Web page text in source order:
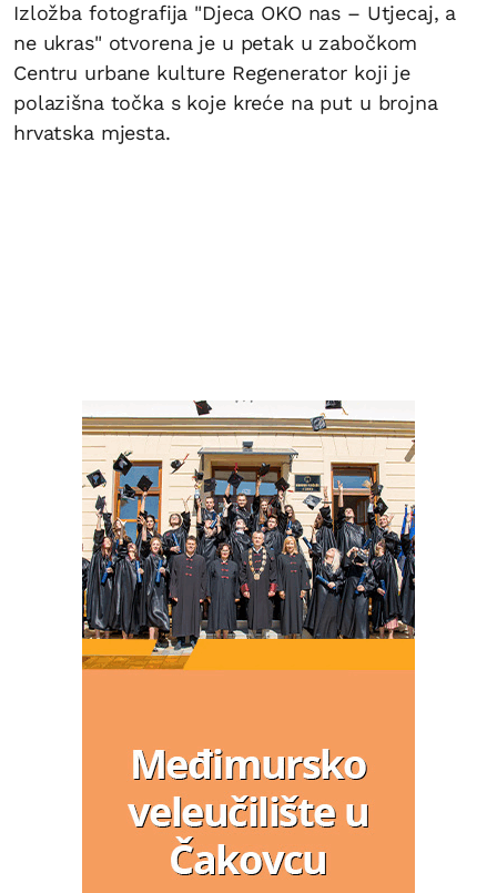
Izložba fotografija "Djeca OKO nas – Utjecaj, a
ne ukras" otvorena je u petak u zabočkom
Centru urbane kulture Regenerator koji je
polazišna točka s koje kreće na put u brojna
hrvatska mjesta.